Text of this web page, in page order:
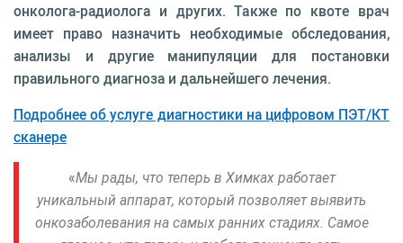
онколога-радиолога и других. Также по квоте врач
имеет право назначить необходимые обследования,
анализы и другие манипуляции для постановки
правильного диагноза и дальнейшего лечения.
Подробнее об услуге диагностики на цифровом ПЭТ/КТ
сканере
«Мы рады, что теперь в Химках работает
уникальный аппарат, который позволяет выявить
онкозаболевания на самых ранних стадиях. Самое